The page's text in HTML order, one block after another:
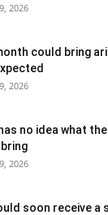
2026
could bring
2026
no idea what
2026
soon receive a